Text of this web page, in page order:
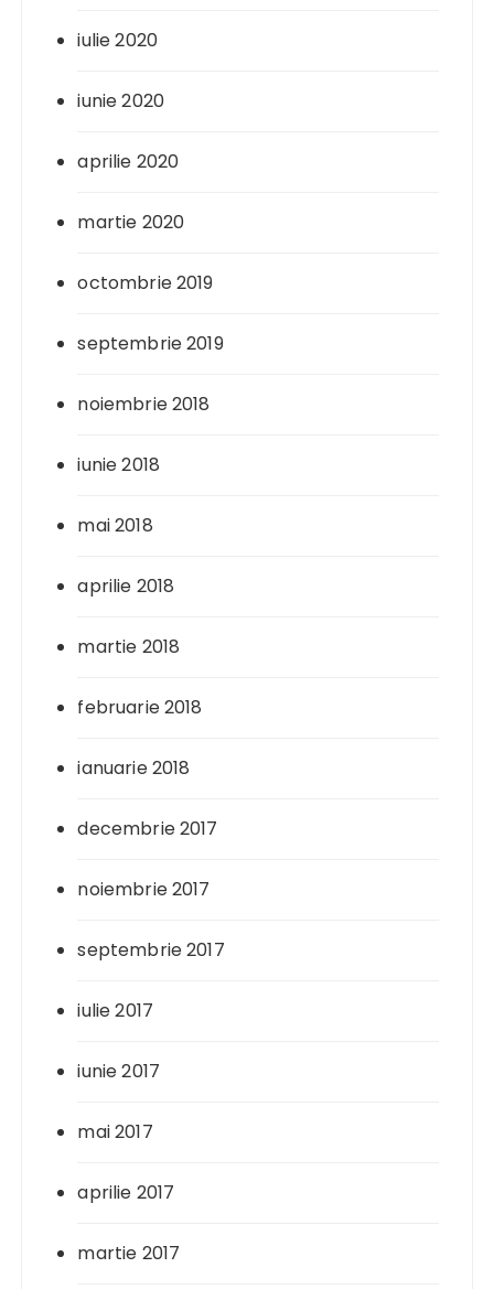
iulie 2020
iunie 2020
aprilie 2020
martie 2020
octombrie 2019
septembrie 2019
noiembrie 2018
iunie 2018
mai 2018
aprilie 2018
martie 2018
februarie 2018
ianuarie 2018
decembrie 2017
noiembrie 2017
septembrie 2017
iulie 2017
iunie 2017
mai 2017
aprilie 2017
martie 2017